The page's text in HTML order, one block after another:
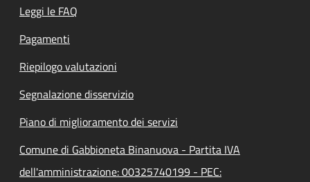
Leggi le FAQ
Pagamenti
Riepilogo valutazioni
Segnalazione disservizio
Piano di miglioramento dei servizi
Comune di Gabbioneta Binanuova - Partita IVA
dell'amministrazione: 00325740199 - PEC: